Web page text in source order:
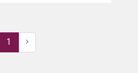
1 Next